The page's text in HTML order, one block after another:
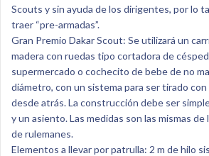
Scouts y sin ayuda de los dirigentes, por lo
traer “pre-armadas”.
Gran Premio Dakar Scout: Se utilizará un
madera con ruedas tipo cortadora de
supermercado o cochecito de bebe de no
diámetro, con un sistema para ser tirado con
desde atrás. La construcción debe ser
y un asiento. Las medidas son las mismas
de rulemanes.
Elementos a llevar por patrulla: 2 m de hilo